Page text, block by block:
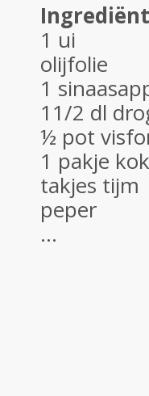
1 ui
olijfolie
1
11/2 dl
½ pot
1 pakje
takjes tijm
peper
...